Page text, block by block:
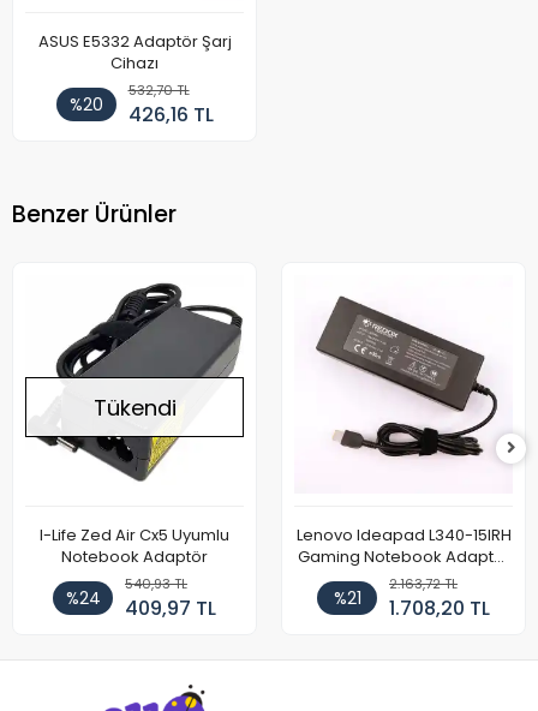
ASUS E5332 Adaptör Şarj
Cihazı
%20
532,70 TL
426,16 TL
Benzer Ürünler
Tükendi
I-Life Zed Air Cx5 Uyumlu
Notebook Adaptör
%24
540,93 TL
409,97 TL
Lenovo Ideapad L340-15IRH
Gaming Notebook Adaptör
Cihazı Şarj Aleti (150W)
%21
2.163,72 TL
1.708,20 TL